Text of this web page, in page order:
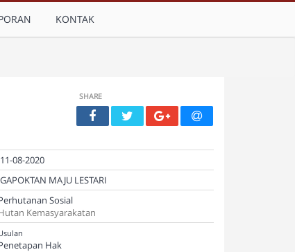
KONTAK
SHARE
11-08-2020
GAPOKTAN MAJU LESTARI
Sosial
Kemasyarakatan
Hak